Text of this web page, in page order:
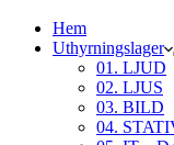
Hem
Uthyrningslager
01. LJUD
02. LJUS
03. BILD
04.